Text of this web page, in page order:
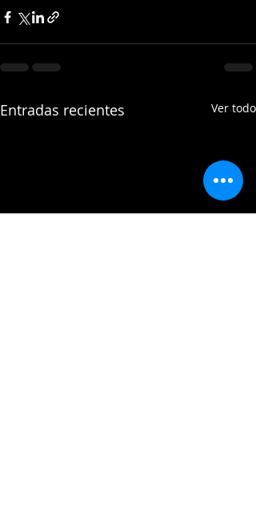
Entradas recientes Ver todo